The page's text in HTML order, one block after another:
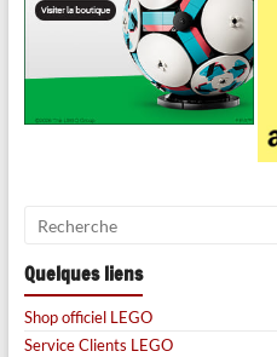
Quelques liens
Shop officiel LEGO
Service Clients LEGO